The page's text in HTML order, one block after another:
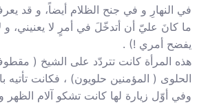
في النهارِ و في جنح الظلام أيضاً، و قد
ما كانَ عليّ أن أتدخّلَ في أمرٍ لا يعنيني، و
يفضح أمري !) .
هذه المرأة كانت تتردّد على الشيخ (
الحلوى ( المؤمنين حلويون) ، فكانت تأتيه
وفي أوّل زيارة لها كانت تشكو آلام